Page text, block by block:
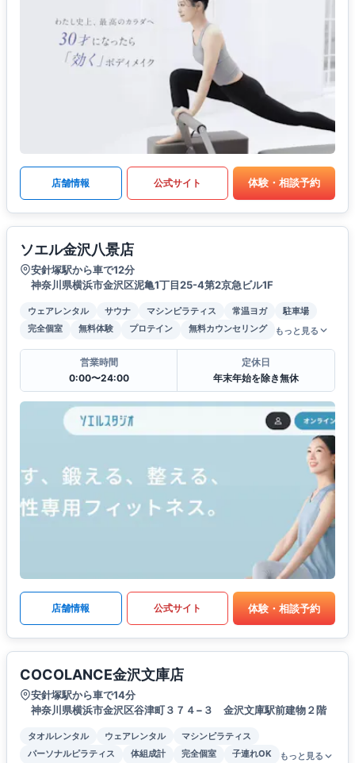
店舗情報 公式サイト 体験・相談予約
ソエル金沢八景店
安針塚駅から車で12分
神奈川県横浜市金沢区泥亀1丁目25-4第2京急ビル1F
ウェアレンタル サウナ マシンピラティス 常温ヨガ
駐車場
完全個室
無料体験 プロテイン 無料カウンセリング もっと見る
営業時間
0:00〜24:00
定休日
年末年始を除き無休
店舗情報 公式サイト 体験・相談予約
COCOLANCE金沢文庫店
安針塚駅から車で14分
神奈川県横浜市金沢区谷津町３７４−３ 金沢文庫駅前建物２階
タオルレンタル ウェアレンタル
マシンピラティス
パーソナルピラティス
体組成計 完全個室 子連れOK もっと見る